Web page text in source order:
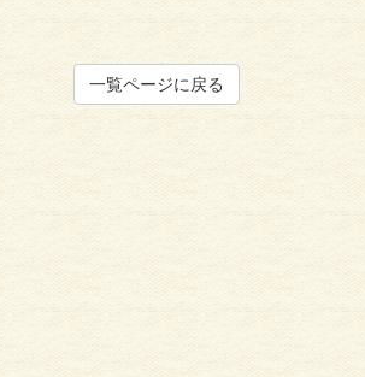
一覧ページに戻る